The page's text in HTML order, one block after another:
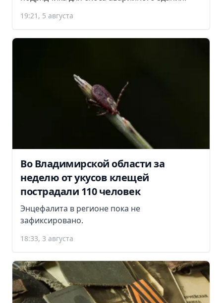
19:21, 5 августа
Во Владимирской области за
неделю от укусов клещей
пострадали 110 человек
Энцефалита в регионе пока не
зафиксировано.
18:33, 3 августа